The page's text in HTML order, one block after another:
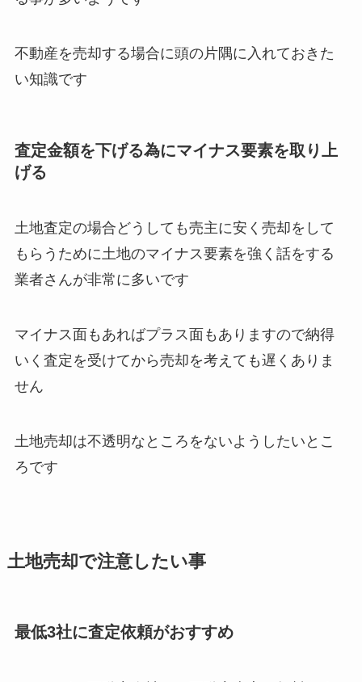
不動産を売却する場合に頭の片隅に入れておきた
い知識です
査定金額を下げる為にマイナス要素を取り上
げる
土地査定の場合どうしても売主に安く売却をして
もらうために土地のマイナス要素を強く話をする
業者さんが非常に多いです
マイナス面もあればプラス面もありますので納得
いく査定を受けてから売却を考えても遅くありま
せん
土地売却は不透明なところをないようしたいとこ
ろです
土地売却で注意したい事
最低3社に査定依頼がおすすめ